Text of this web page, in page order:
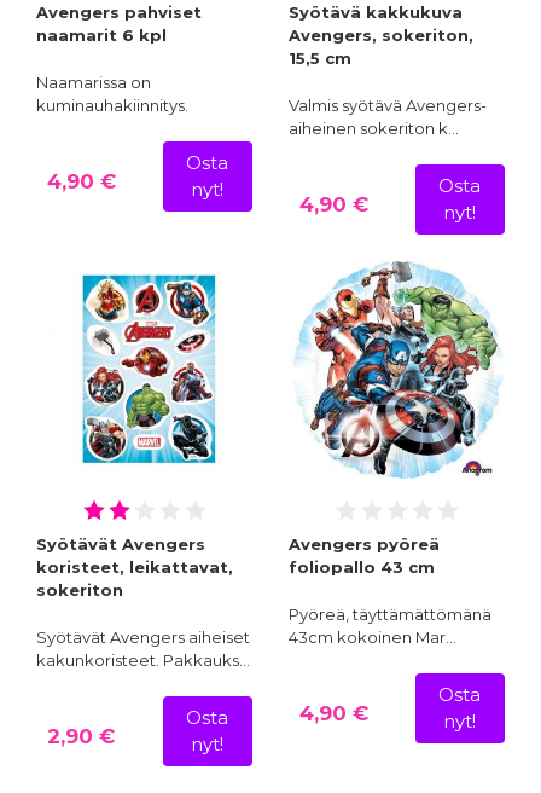
Avengers pahviset
naamarit 6 kpl
Naamarissa on
kuminauhakiinnitys.
4,90 €
Osta
nyt!
Syötävä kakkukuva
Avengers, sokeriton,
15,5 cm
Valmis syötävä Avengers-
aiheinen sokeriton k…
4,90 €
Osta
nyt!
Syötävät Avengers
koristeet, leikattavat,
sokeriton
Syötävät Avengers aiheiset
kakunkoristeet. Pakkauks…
2,90 €
Osta
nyt!
Avengers pyöreä
foliopallo 43 cm
Pyöreä, täyttämättömänä
43cm kokoinen Mar…
4,90 €
Osta
nyt!